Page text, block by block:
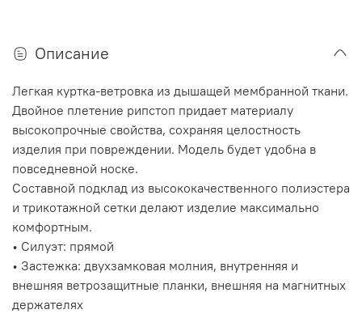
Описание
Легкая куртка-ветровка из дышащей мембранной ткани.
Двойное плетение рипстоп придает материалу
высокопрочные свойства, сохраняя целостность
изделия при повреждении. Модель будет удобна в
повседневной носке.
Составной подклад из высококачественного полиэстера
и трикотажной сетки делают изделие максимально
комфортным.
• Силуэт: прямой
• Застежка: двухзамковая молния, внутренняя и
внешняя ветрозащитные планки, внешняя на магнитных
держателях